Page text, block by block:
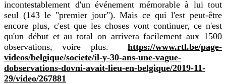
incontestablement d'un événement mémorable à lui tout
seul (143 le "premier jour"). Mais ce qui l'est peut-être
encore plus, c'est que les choses vont continuer, ce n'est
qu'un début et au total on arrivera facilement aux 1500
observations, voire plus. https://www.rtl.be/page-
videos/belgique/societe/il-y-30-ans-une-vague-
dobservations-dovni-avait-lieu-en-belgique/2019-11-
29/video/267881